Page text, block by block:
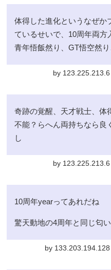
体得した進化というなぜか
ているせいで、10周年両方
青年悟飯然り、GT悟空然
by 123.225.213.6
奇跡の覚醒、天才戦士、体
不能？らへん両持ちなら良
し
by 123.225.213.6
10周年yearってあれだね
驚天動地の4周年と同じ匂
by 133.203.194.128